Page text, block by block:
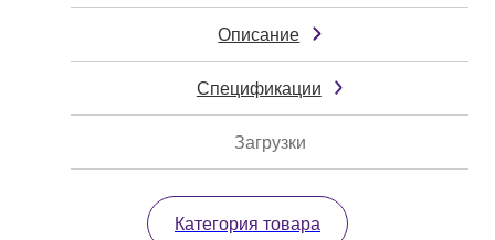
Описание
Спецификации
Загрузки
Категория товара